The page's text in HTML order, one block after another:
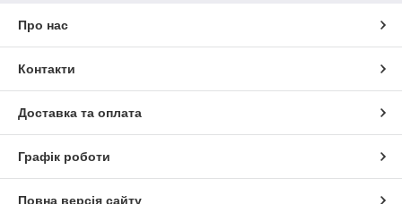
Про нас
Контакти
Доставка та оплата
Графік роботи
Повна версія сайту